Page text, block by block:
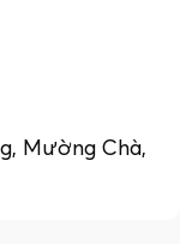
Mường Chà,